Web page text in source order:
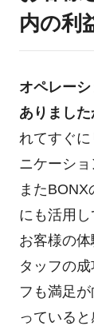
内の利
オペレー
ありました
れてすぐ
ニケーショ
また
にも活用し
お客様の
タッフの
フも満足
っていると